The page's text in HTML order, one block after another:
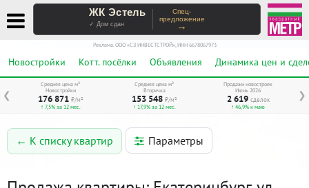
ЖК Эстель
✓ Дом сдан
Спец-
предложение
→
Реклама. ООО «СЗ ИНВЕСТСТРОЙ», ИНН 6678067973
Новостройки Котт. посёлки Объявления Динамика цен и
❮ ❯
Средняя цена м²
Новостройки
176 871 ₽/м²
↑ 7,5% за 12 мес.
Средняя цена м²
Вторичка
153 548 ₽/м²
↑ 17,9% за 12 мес.
Продажи новостроек
Июнь 2026
2 619 сделок
↑ 46,9% к маю
← К списку квартир Параметры